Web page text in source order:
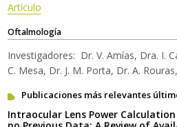
Artículo
Oftalmología
Investigadores: Dr. V. Amías, Dra. I.
C. Mesa, Dr. J. M. Porta, Dr. A.
Publicaciones más relevantes
Intraocular Lens Power